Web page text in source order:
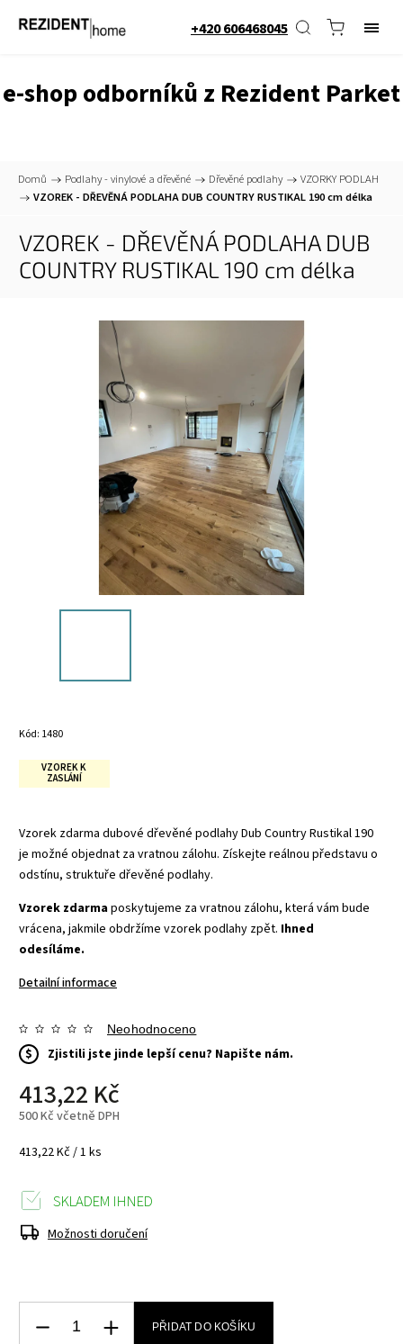
+420 606468045
e-shop odborníků z Rezident Parket
Domů / Podlahy - vinylové a dřevěné / Dřevěné podlahy /
VZORKY PODLAH
/
VZOREK - DŘEVĚNÁ PODLAHA DUB COUNTRY RUSTIKAL 190 cm délka
VZOREK - DŘEVĚNÁ PODLAHA DUB
COUNTRY RUSTIKAL 190 cm délka
Kód: 1480
VZOREK K
ZASLÁNÍ
Vzorek zdarma dubové dřevěné podlahy Dub Country Rustikal 190
je možné objednat za vratnou zálohu. Získejte reálnou představu o
odstínu, struktuře dřevěné podlahy.
Vzorek zdarmaposkytujeme za vratnou zálohu, která vám bude
vrácena, jakmile obdržíme vzorek podlahy zpět. Ihned
odesíláme.
Detailní informace
Neohodnoceno
413,22 Kč
500 Kč včetně DPH
413,22 Kč / 1 ks
$ Zjistili jste jinde lepší cenu? Napište nám.
SKLADEM IHNED
Možnosti doručení
PŘIDAT DO KOŠÍKU